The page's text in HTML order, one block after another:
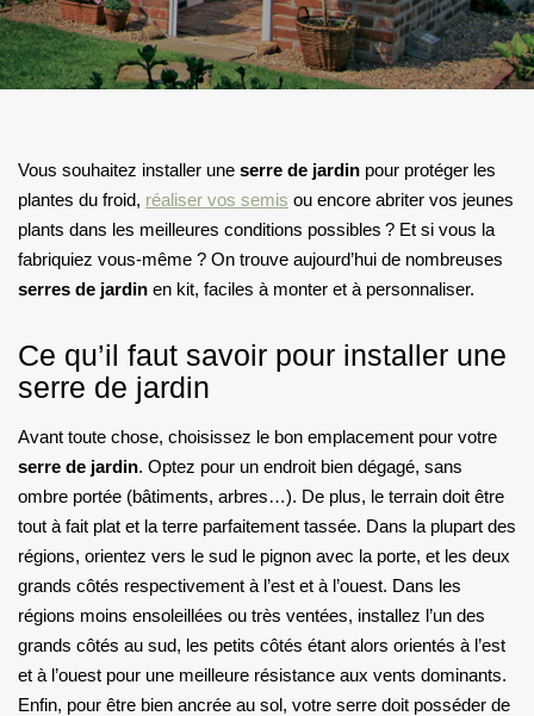
Vous souhaitez installer une serre de jardin pour protéger les
plantes du froid, réaliser vos semis ou encore abriter vos jeunes
plants dans les meilleures conditions possibles ? Et si vous la
fabriquiez vous-même ? On trouve aujourd’hui de nombreuses
serres de jardin en kit, faciles à monter et à personnaliser.
Ce qu’il faut savoir pour installer une
serre de jardin
Avant toute chose, choisissez le bon emplacement pour votre
serre de jardin. Optez pour un endroit bien dégagé, sans
ombre portée (bâtiments, arbres…). De plus, le terrain doit être
tout à fait plat et la terre parfaitement tassée. Dans la plupart des
régions, orientez vers le sud le pignon avec la porte, et les deux
grands côtés respectivement à l’est et à l’ouest. Dans les
régions moins ensoleillées ou très ventées, installez l’un des
grands côtés au sud, les petits côtés étant alors orientés à l’est
et à l’ouest pour une meilleure résistance aux vents dominants.
Enfin, pour être bien ancrée au sol, votre serre doit posséder de